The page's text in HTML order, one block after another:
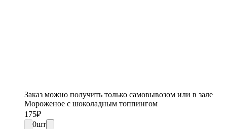
Заказ можно получить только самовывозом или в зале
Мороженое с шоколадным топпингом
175₽
0шт